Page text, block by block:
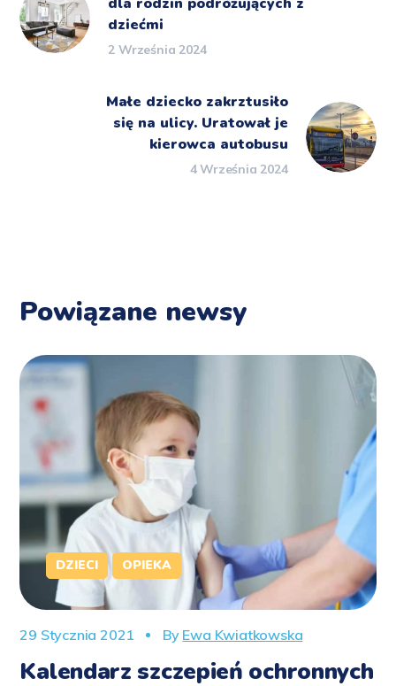
dziećmi
2 Września 2024
Małe dziecko zakrztusiło
się na ulicy. Uratował je
kierowca autobusu
4 Września 2024
Powiązane newsy
DZIECI OPIEKA
29 Stycznia 2021 By Ewa Kwiatkowska
Kalendarz szczepień ochronnych